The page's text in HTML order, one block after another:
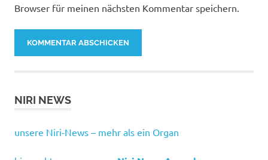
Browser für meinen nächsten Kommentar speichern.
NIRI NEWS
unsere Niri-News – mehr als ein Organ